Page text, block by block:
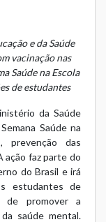
e da Saúde
vacinação nas
Saúde na Escola
de estudantes
da Saúde
Semana Saúde na
prevenção das
ação faz parte do
do Brasil e irá
estudantes de
de promover a
saúde mental.